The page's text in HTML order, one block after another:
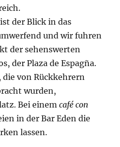
der Blick in das
und wir fuhren
der sehenswerten
der Plaza de Espagña.
die von Rückkehrern
wurden,
Bei einemcafé con
in der Bar Eden die
lassen.